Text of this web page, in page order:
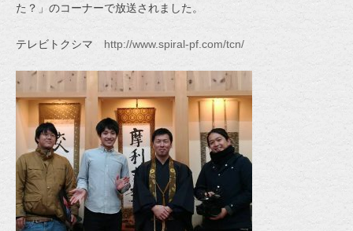
た？」のコーナーで放送されました。
テレビトクシマ http://www.spiral-pf.com/tcn/